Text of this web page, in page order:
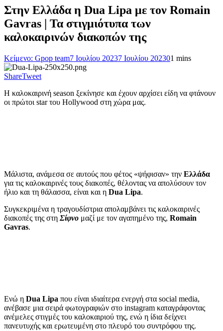
Στην Ελλάδα η Dua Lipa με τον Romain
Gavras | Τα στιγμιότυπα των
καλοκαιρινών διακοπών της
Κείμενο: Gpop team7 Ιουλίου 20237 Ιουλίου 202301 mins
ShareTweet
Η καλοκαιρινή season ξεκίνησε και έχουν αρχίσει είδη να φτάνουν
οι πρώτοι star του Hollywood στη χώρα μας.
Μάλιστα, ανάμεσα σε αυτούς που φέτος «ψήφισαν» την Ελλάδα
για τις καλοκαιρινές τους διακοπές, θέλοντας να απολύσουν τον
ήλιο και τη θάλασσα, είναι και η Dua Lipa.
Συγκεκριμένα η τραγουδίστρια απολαμβάνει τις καλοκαιρινές
διακοπές της στη Σίφνο μαζί με τον αγαπημένο της, Romain
Gavras.
Ενώ η Dua Lipa που είναι ιδιαίτερα ενεργή στα social media,
ανέβασε μια σειρά φωτογραφιών στο instagram καταγράφοντας
ανέμελες στιγμές του καλοκαιριού της, ενώ η ίδια δείχνει
πανευτυχής και ερωτευμένη στο πλευρό του συντρόφου της.